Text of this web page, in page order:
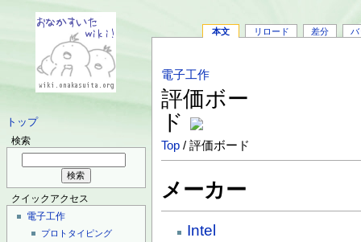
トップ
検索
クイックアクセス
電子工作
プロトタイピング
本文 リロード 差分 バ
電子工作
評価ボー
ド
Top / 評価ボード
メーカー
Intel